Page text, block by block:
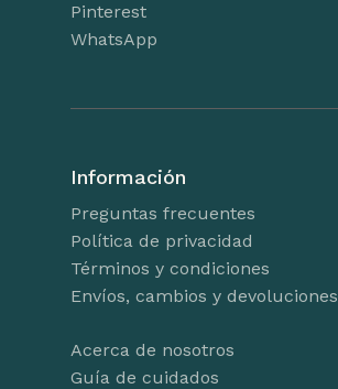
Pinterest
WhatsApp
Información
Preguntas frecuentes
Política de privacidad
Términos y condiciones
Envíos, cambios y devoluciones
Acerca de nosotros
Guía de cuidados